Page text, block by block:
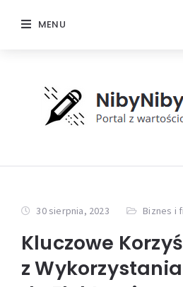
MENU
30 sierpnia, 2023 Biznes i
Kluczowe
z